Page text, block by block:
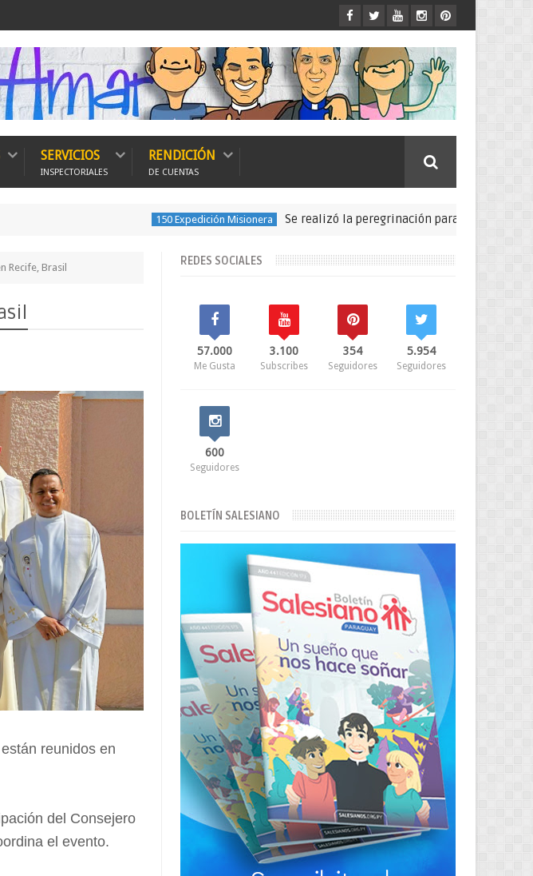
SERVICIOS
INSPECTORIALES
RENDICIÓN
DE CUENTAS
150 Expedición Misionera Se realizó la peregrinación para seguir las huellas
Recife, Brasil
reunidos en
del Consejero
el evento.
REDES SOCIALES
57.000
Me Gusta
3.100
Subscribes
354
Seguidores
5.954
Seguidores
600
Seguidores
BOLETÍN SALESIANO